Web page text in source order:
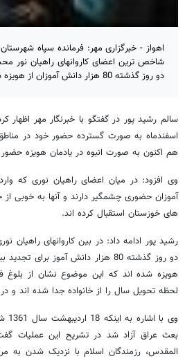
اهواز - خبرگزاری مهر: فرمانده سپاه
شاخص ترین اعضای کاروانهای راهیان نور
دو روز گذشته 80 هزار دانش آموزان از هویزه دیدن کردند.
اسفندماه به صورت گسترده حضور خود در مناطق
هم اکنون به صورت انبوه در یادمان هویزه حضور
وی افزود: در میان اعضای راهیان نوری که
آموزان حضوری چشمگیر دارند و آنها به خوبی
های خوزستان استقبال کرده اند.
رشید پور ادامه داد: در بین کاروانهای راهیان
دو روز گذشته 80 هزار دانش آموز
هویزه شده اند که این موضوع نشان از بلوغ
لحظه تحویل سال را از خانواده جدا شده اند و
بعث عراق آزاد شد در تشریح این عملیات